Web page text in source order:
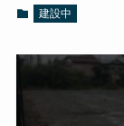
建設中